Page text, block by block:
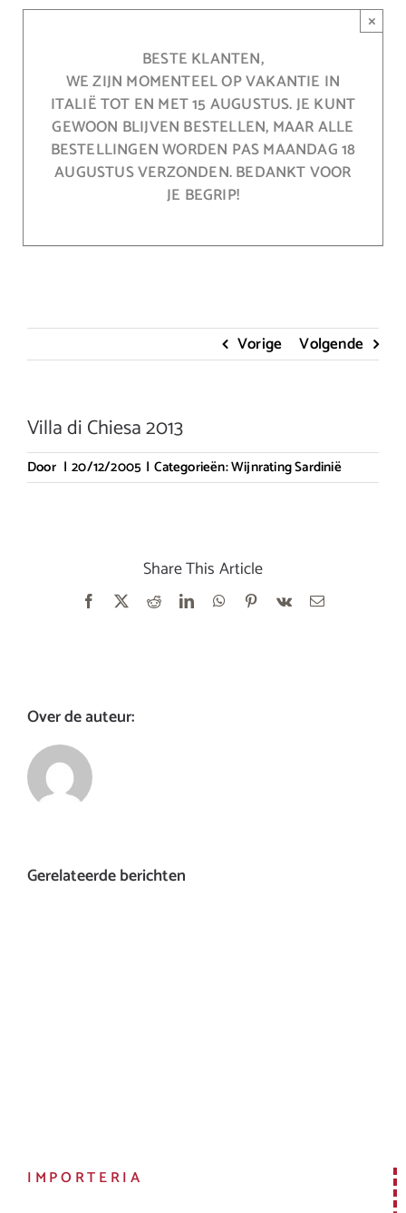
BESTE KLANTEN,
WE ZIJN MOMENTEEL OP VAKANTIE IN
ITALIË TOT EN MET 15 AUGUSTUS. JE KUNT
GEWOON BLIJVEN BESTELLEN, MAAR ALLE
BESTELLINGEN WORDEN PAS MAANDAG 18
AUGUSTUS VERZONDEN. BEDANKT VOOR
JE BEGRIP!
×
Vorige Volgende
Villa di Chiesa 2013
Door | 20/12/2005 | Categorieën:Wijnrating Sardinië
Share This Article
Facebook RedditLinkedInWhatsApp
Pinterest
Vk
E-
Over de auteur:
Gerelateerde berichten
IMPORTERIA